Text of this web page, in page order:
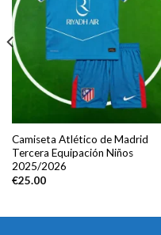
Camiseta Atlético de Madrid
Tercera Equipación Niños
2025/2026
€25.00